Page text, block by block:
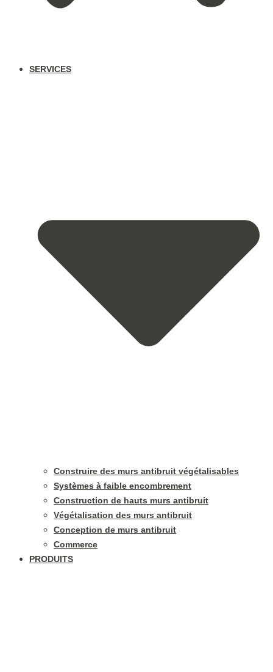
SERVICES
Construire des murs antibruit végétalisables
Systèmes à faible encombrement
Construction de hauts murs antibruit
Végétalisation des murs antibruit
Conception de murs antibruit
Commerce
PRODUITS